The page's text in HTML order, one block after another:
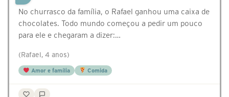
No churrasco da família, o Rafael ganhou uma caixa de
chocolates. Todo mundo começou a pedir um pouco
para ele e chegaram a dizer:…
(Rafael, 4 anos)
Amor e família Comida